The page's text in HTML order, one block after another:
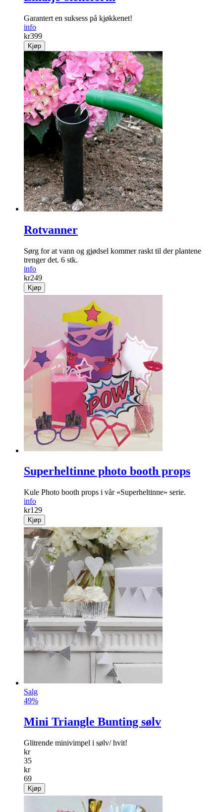
Garantert en suksess på kjøkkenet!
info
kr399
Kjøp
Rotvanner
Sørg for at vann og gjødsel kommer raskt til der plantene
trenger det. 6 stk.
info
kr249
Kjøp
Superheltinne photo booth props
Kule Photo booth props i vår «Superheltinne» serie.
info
kr129
Kjøp
Salg
49%
Mini Triangle Bunting sølv
Glitrende minivimpel i sølv/ hvit!
kr
35
kr
69
Kjøp